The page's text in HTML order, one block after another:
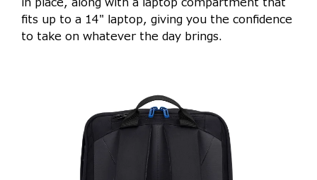
fits up to a 14" laptop, giving you the confidence
to take on whatever the day brings.